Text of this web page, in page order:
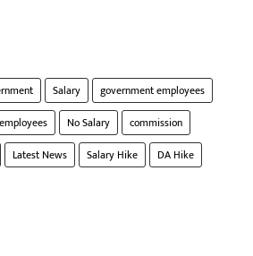
Salary
government employees
No Salary
commission
Latest News Salary Hike
DA Hike